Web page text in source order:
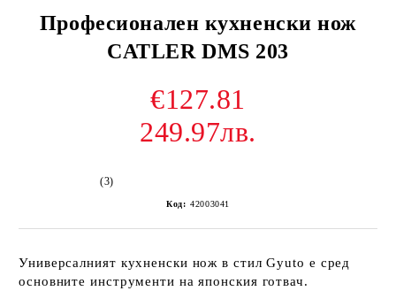
Професионален кухненски нож
CATLER DMS 203
€127.81
249.97лв.
(3)
Код: 42003041
Универсалният кухненски нож в стил Gyuto е сред
основните инструменти на японския готвач.